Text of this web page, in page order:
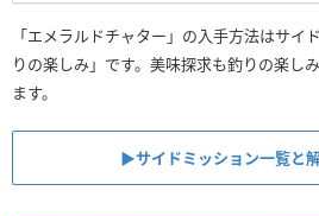
「エメラルドチャター」の入手方法はサイ
りの楽しみ」です。美味探求も釣りの楽し
ます。
▶︎サイドミッション一覧と